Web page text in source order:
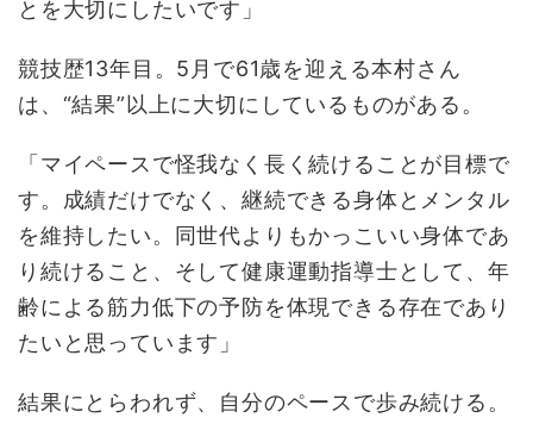
とを大切にしたいです」
競技歴13年目。5月で61歳を迎える本村さん
は、“結果”以上に大切にしているものがある。
「マイペースで怪我なく長く続けることが目標で
す。成績だけでなく、継続できる身体とメンタル
を維持したい。同世代よりもかっこいい身体であ
り続けること、そして健康運動指導士として、年
齢による筋力低下の予防を体現できる存在であり
たいと思っています」
結果にとらわれず、自分のペースで歩み続ける。